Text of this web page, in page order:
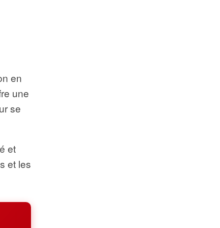
en
une
se
et
et les